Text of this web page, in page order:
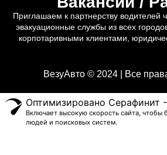
Приглашаем к партнерству водителей
эвакуационные службы из всех
корпотаривными клиентами,
ВезуАвто © 2024 | Все
Оптимизировано Серафинит
Включает высокую скорость сайта,
людей и поисковых систем.